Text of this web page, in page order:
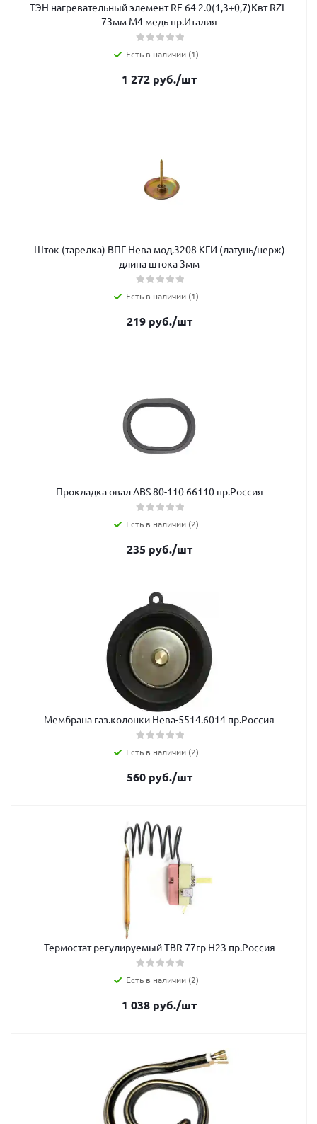
ТЭН нагревательный элемент RF 64 2.0(1,3+0,7)Квт RZL-
73мм М4 медь пр.Италия
Есть в наличии (1)
1 272 руб./шт
Шток (тарелка) ВПГ Нева мод.3208 КГИ (латунь/нерж)
длина штока 3мм
Есть в наличии (1)
219руб./шт
Прокладка овал ABS 80-110 66110 пр.Россия
Есть в наличии (2)
235руб./шт
Мембрана газ.колонки Нева-5514.6014 пр.Россия
Есть в наличии (2)
560руб./шт
Термостат регулируемый TBR 77гр Н23 пр.Россия
Есть в наличии (2)
1 038 руб./шт